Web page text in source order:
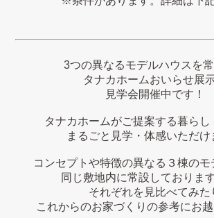
3つの異なるモデルハウスを
タナカホームおいらせ展
見学会開催中です！
タナカホームがご提案する暮らし
まるごと見学・体感いただけ
コンセプトや特徴の異なる３棟のモ
同じ敷地内に常設しております
それぞれを見比べてみた
これからのお家づくりの参考にお